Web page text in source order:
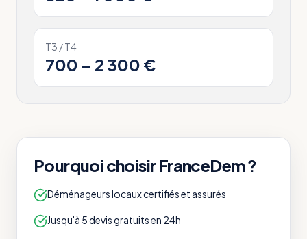
T3 / T4
700 – 2 300 €
Pourquoi choisir FranceDem ?
Déménageurs locaux certifiés et assurés
Jusqu'à 5 devis gratuits en 24h